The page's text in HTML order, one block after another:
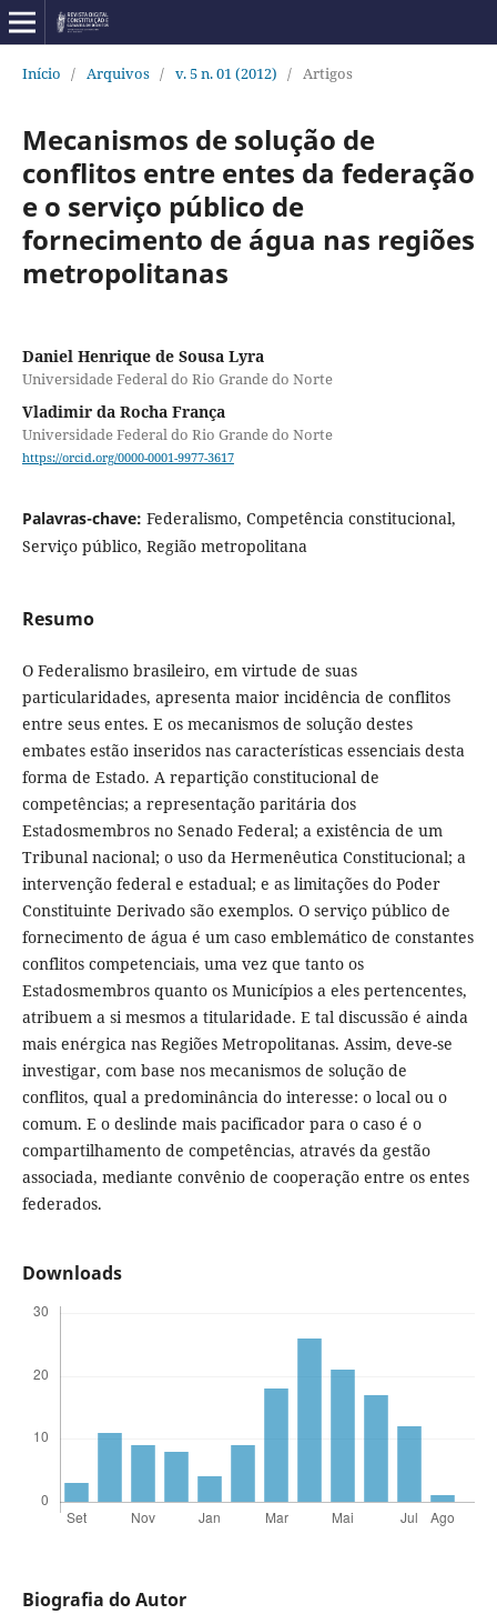
Início / Arquivos / v. 5 n. 01 (2012) / Artigos
Mecanismos de solução de
conflitos entre entes da federação
e o serviço público de
fornecimento de água nas regiões
metropolitanas
Daniel Henrique de Sousa Lyra
Universidade Federal do Rio Grande do Norte
Vladimir da Rocha França
Universidade Federal do Rio Grande do Norte
https://orcid.org/0000-0001-9977-3617
Palavras-chave: Federalismo, Competência constitucional,
Serviço público, Região metropolitana
Resumo
O Federalismo brasileiro, em virtude de suas
particularidades, apresenta maior incidência de conflitos
entre seus entes. E os mecanismos de solução destes
embates estão inseridos nas características essenciais desta
forma de Estado. A repartição constitucional de
competências; a representação paritária dos
Estadosmembros no Senado Federal; a existência de um
Tribunal nacional; o uso da Hermenêutica Constitucional; a
intervenção federal e estadual; e as limitações do Poder
Constituinte Derivado são exemplos. O serviço público de
fornecimento de água é um caso emblemático de constantes
conflitos competenciais, uma vez que tanto os
Estadosmembros quanto os Municípios a eles pertencentes,
atribuem a si mesmos a titularidade. E tal discussão é ainda
mais enérgica nas Regiões Metropolitanas. Assim, deve-se
investigar, com base nos mecanismos de solução de
conflitos, qual a predominância do interesse: o local ou o
comum. E o deslinde mais pacificador para o caso é o
compartilhamento de competências, através da gestão
associada, mediante convênio de cooperação entre os entes
federados.
Downloads
Biografia do Autor